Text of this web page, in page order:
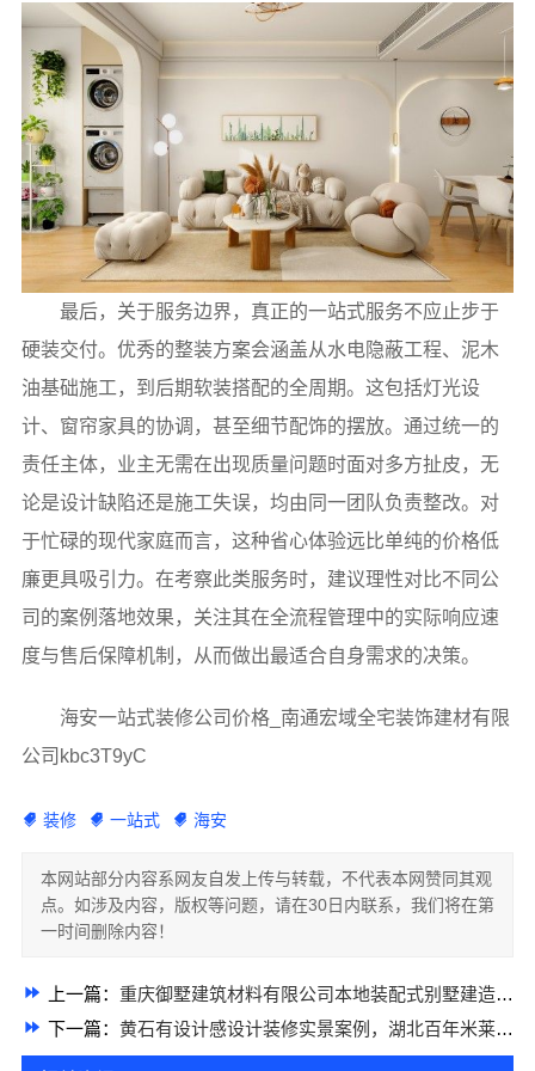
最后，关于服务边界，真正的一站式服务不应止步于
硬装交付。优秀的整装方案会涵盖从水电隐蔽工程、泥木
油基础施工，到后期软装搭配的全周期。这包括灯光设
计、窗帘家具的协调，甚至细节配饰的摆放。通过统一的
责任主体，业主无需在出现质量问题时面对多方扯皮，无
论是设计缺陷还是施工失误，均由同一团队负责整改。对
于忙碌的现代家庭而言，这种省心体验远比单纯的价格低
廉更具吸引力。在考察此类服务时，建议理性对比不同公
司的案例落地效果，关注其在全流程管理中的实际响应速
度与售后保障机制，从而做出最适合自身需求的决策。
海安一站式装修公司价格_南通宏域全宅装饰建材有限
公司kbc3T9yC
装修 一站式 海安
本网站部分内容系网友自发上传与转载，不代表本网赞同其观
点。如涉及内容，版权等问题，请在30日内联系，我们将在第
一时间删除内容！
上一篇： 重庆御墅建筑材料有限公司本地装配式别墅建造零增项
下一篇： 黄石有设计感设计装修实景案例，湖北百年米莱空间美学装饰材料有限公司呈现